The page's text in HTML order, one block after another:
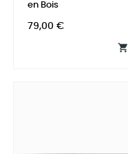
en Bois
Prix
79,00 €
